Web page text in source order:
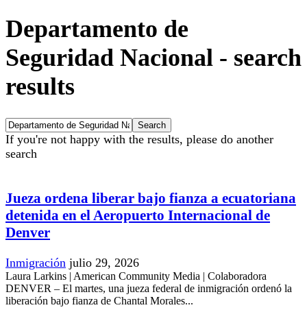
Departamento de
Seguridad Nacional - search
results
If you're not happy with the results, please do another
search
Jueza ordena liberar bajo fianza a ecuatoriana
detenida en el Aeropuerto Internacional de
Denver
Inmigración julio 29, 2026
Laura Larkins | American Community Media | Colaboradora
DENVER – El martes, una jueza federal de inmigración ordenó la
liberación bajo fianza de Chantal Morales...